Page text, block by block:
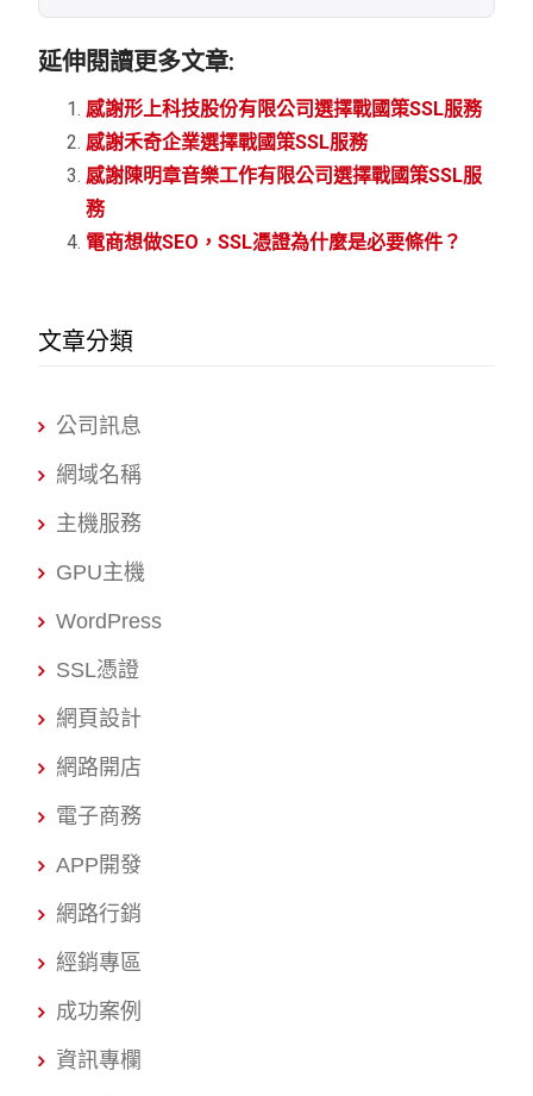
延伸閱讀更多文章:
感謝形上科技股份有限公司選擇戰國策SSL服務
感謝禾奇企業選擇戰國策SSL服務
感謝陳明章音樂工作有限公司選擇戰國策SSL服
務
電商想做SEO，SSL憑證為什麼是必要條件？
文章分類
公司訊息
網域名稱
主機服務
GPU主機
WordPress
SSL憑證
網頁設計
網路開店
電子商務
APP開發
網路行銷
經銷專區
成功案例
資訊專欄